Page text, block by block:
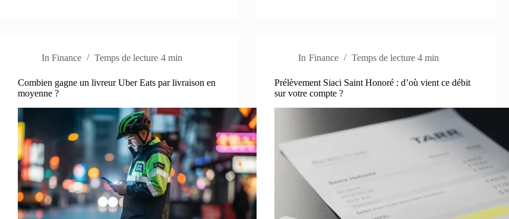
In Finance Temps de lecture 4 min
Combien gagne un livreur Uber Eats par livraison en
moyenne ?
In Finance Temps de lecture 4 min
Prélèvement Siaci Saint Honoré : d’où vient ce débit
sur votre compte ?